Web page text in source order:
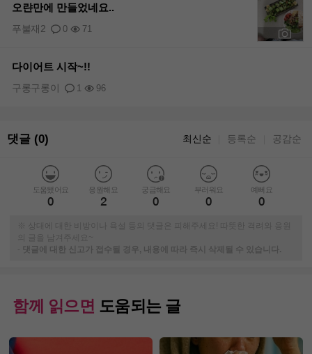
오랸만에 만들었네요..
0 71
푸불재2
다이어트 시작~!!
1 96
구롱구롱이
댓글 (0) 최신순 등록순 공감순
도움됐어요
0
응원해요
2
궁금해요
0
부러워요
0
예뻐요
0
※ 상대에 대한 비방이나 욕설 등의 댓글은 피해주세요! 따뜻한 격려와 응원
의 글을 남겨주세요~
-
댓글에 대한 신고가 접수될 경우, 내용에 따라 즉시 삭제될 수 있습니다.
함께 읽으면 도움되는 글